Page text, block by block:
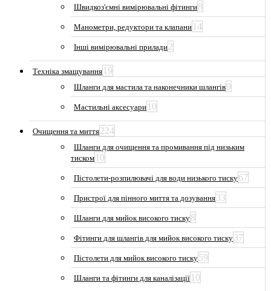
Швидкоз'ємні вимірювальні фітинги8
Манометри, редуктори та клапани 14
Інші вимірювальні прилади2
Техніка змащування 19
Шланги для мастила та наконечники шлангів9
Мастильні аксесуари 10
Очищення та миття224
Шланги для очищення та промивання під низьким
тиском 10
Пістолети-розпилювачі для води низького тиску67
Пристрої для пінного миття та дозування33
Шланги для мийок високого тиску8
Фітинги для шлангів для мийок високого тиску37
Пістолети для мийок високого тиску59
Шланги та фітинги для каналізації 10